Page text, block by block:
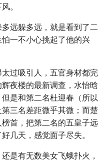
。
远躲多远，就是看到了二
一不小心挑起了他的兴
过吸引人，五官身材都完
夜楼的最新调查，水怡晗
是和第二名杜迎春（所以
三名差距微乎其微；而楚
首，把第二名的五皇子远
几天，感觉面子尽失。
是有无数美女飞蛾扑火，